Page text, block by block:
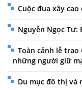
Cuộc đua xây
Nguyễn Ngọc Tư:
Toàn cảnh lễ trao
những người giữ
Du mục đô thị và